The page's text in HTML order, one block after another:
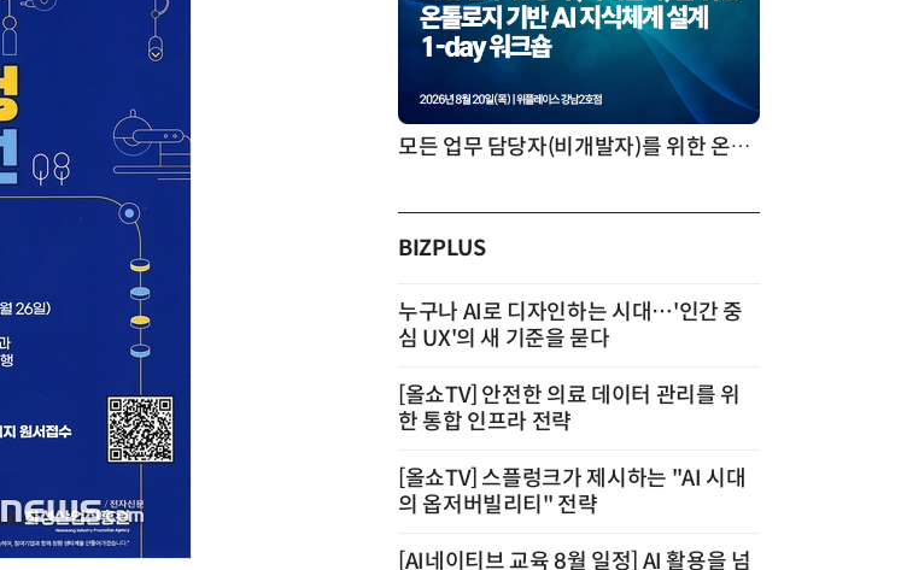
모든 업무 담당자(비개발자)를 위한 온톨로지 기반 AI 지식체계 설계 1-day 워크숍
BIZPLUS
누구나 AI로 디자인하는 시대…'인간 중
심 UX'의 새 기준을 묻다
[올쇼TV] 안전한 의료 데이터 관리를 위
한 통합 인프라 전략
[올쇼TV] 스플렁크가 제시하는 "AI 시대
의 옵저버빌리티" 전략
[AI네이티브 교육 8월 일정] AI 활용을 넘